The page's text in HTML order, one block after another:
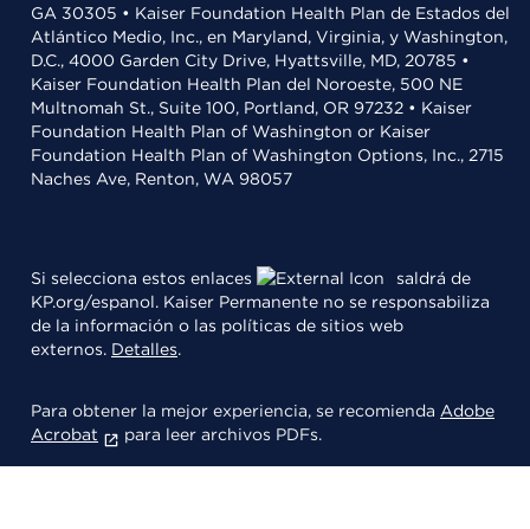
GA 30305 • Kaiser Foundation Health Plan de Estados del
Atlántico Medio, Inc., en Maryland, Virginia, y Washington,
D.C., 4000 Garden City Drive, Hyattsville, MD, 20785 •
Kaiser Foundation Health Plan del Noroeste, 500 NE
Multnomah St., Suite 100, Portland, OR 97232 • Kaiser
Foundation Health Plan of Washington or Kaiser
Foundation Health Plan of Washington Options, Inc., 2715
Naches Ave, Renton, WA 98057
Si selecciona estos enlaces
saldrá de
KP.org/espanol. Kaiser Permanente no se responsabiliza
de la información o las políticas de sitios web
externos. Detalles.
Para obtener la mejor experiencia, se recomienda Adobe
Acrobat
para leer archivos PDFs.